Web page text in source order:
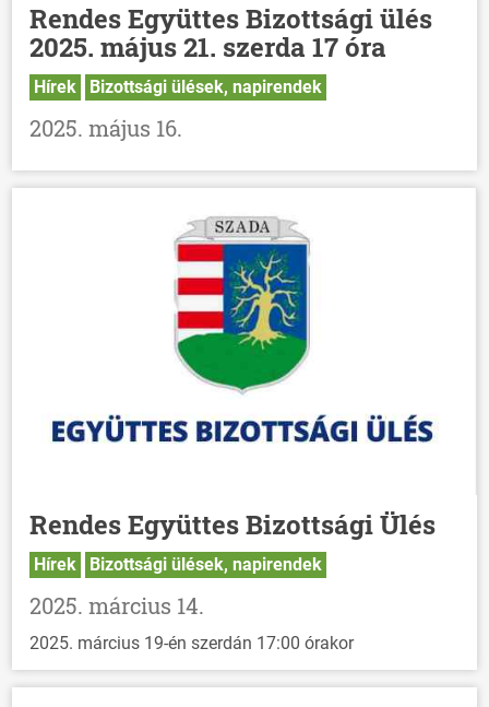
Rendes Együttes Bizottsági ülés
2025. május 21. szerda 17 óra
Hírek Bizottsági ülések, napirendek
2025. május 16.
Rendes Együttes Bizottsági Ülés
Hírek Bizottsági ülések, napirendek
2025. március 14.
2025. március 19-én szerdán 17:00 órakor